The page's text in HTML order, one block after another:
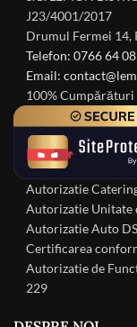
J23/4001/2017
Drumul Fermei 14,
Telefon: 0766 64
Email:
100% Cumpărături
Autorizatie
Autorizatie Unitate
Autorizatie Auto
Certificarea
Autorizatie de
229